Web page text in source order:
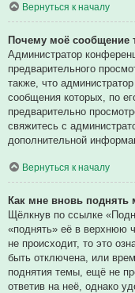
Вернуться к началу
Почему моё сообщение
Администратор
предварительного
также, что
сообщения которых, по
предварительно
свяжитесь с
дополнительной
Вернуться к началу
Как мне вновь поднять
Щёлкнув по ссылке
«поднять» её в верхнюю
не происходит, то это
быть отключена, или
поднятия темы, ещё не
ответив на неё, однако